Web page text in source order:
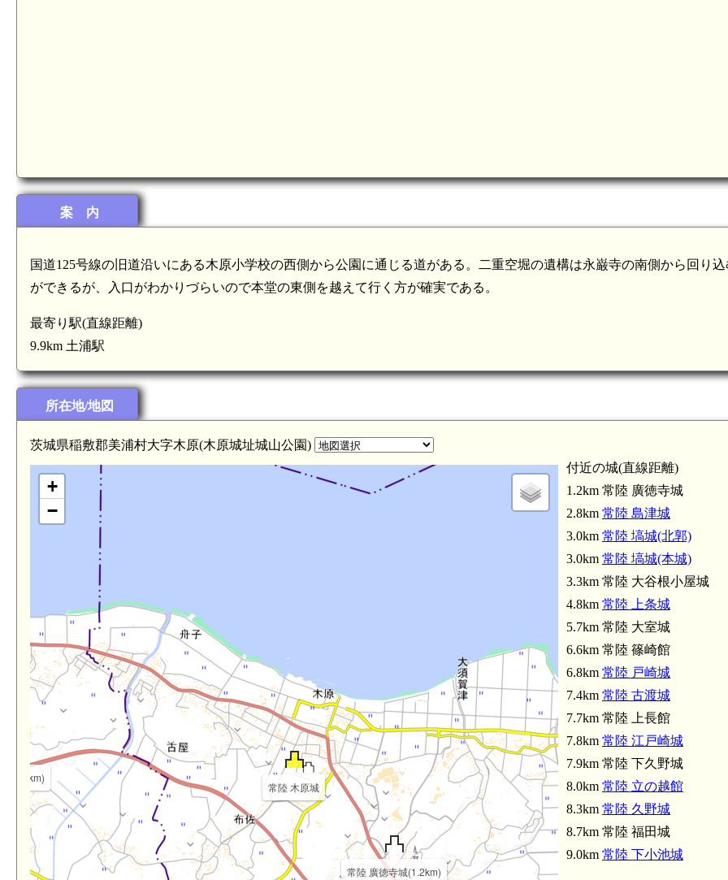
案 内
国道125号線の旧道沿いにある木原小学校の西側から公園に通じる道がある。二重空堀の遺構は永巌寺の南側から回り
ができるが、入口がわかりづらいので本堂の東側を越えて行く方が確実である。
最寄り駅(直線距離)
9.9km 土浦駅
所在地/地図
茨城県稲敷郡美浦村大字木原(木原城址城山公園)
常陸 木原城
常陸 廣徳寺城(1.2km)
(2.8km)
+
−
付近の城(直線距離)
1.2km 常陸 廣徳寺城
2.8km 常陸 島津城
3.0km 常陸 塙城(北郭)
3.0km 常陸 塙城(本城)
3.3km 常陸 大谷根小屋城
4.8km 常陸 上条城
5.7km 常陸 大室城
6.6km 常陸 篠崎館
6.8km 常陸 戸崎城
7.4km 常陸 古渡城
7.7km 常陸 上長館
7.8km 常陸 江戸崎城
7.9km 常陸 下久野城
8.0km 常陸 立の越館
8.3km 常陸 久野城
8.7km 常陸 福田城
9.0km 常陸 下小池城